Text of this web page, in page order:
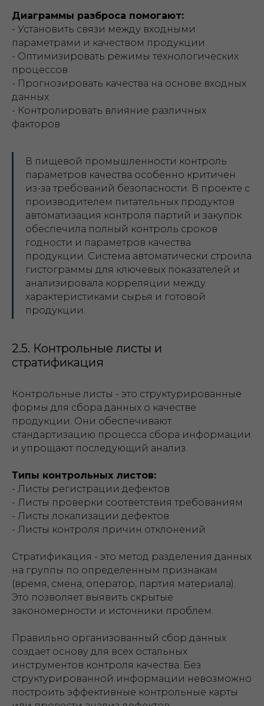
Диаграммы разброса помогают:
- Установить связи между входными
параметрами и качеством продукции
- Оптимизировать режимы технологических
процессов
- Прогнозировать качества на основе входных
данных
- Контролировать влияние различных
факторов
В пищевой промышленности контроль
параметров качества особенно критичен
из-за требований безопасности. В проекте с
производителем питательных продуктов
автоматизация контроля партий и закупок
обеспечила полный контроль сроков
годности и параметров качества
продукции. Система автоматически строила
гистограммы для ключевых показателей и
анализировала корреляции между
характеристиками сырья и готовой
продукции.
2.5. Контрольные листы и
стратификация
Контрольные листы - это структурированные
формы для сбора данных о качестве
продукции. Они обеспечивают
стандартизацию процесса сбора информации
и упрощают последующий анализ.
Типы контрольных листов:
- Листы регистрации дефектов
- Листы проверки соответствия требованиям
- Листы локализации дефектов
- Листы контроля причин отклонений
Стратификация - это метод разделения данных
на группы по определенным признакам
(время, смена, оператор, партия материала).
Это позволяет выявить скрытые
закономерности и источники проблем.
Правильно организованный сбор данных
создает основу для всех остальных
инструментов контроля качества. Без
структурированной информации невозможно
построить эффективные контрольные карты